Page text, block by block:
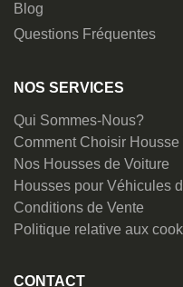
Blog
Questions Fréquentes
NOS SERVICES
Qui Sommes-Nous?
Comment Choisir Housse
Nos Housses de Voiture
Housses pour Véhicules
Conditions de Vente
Politique relative aux
CONTACT